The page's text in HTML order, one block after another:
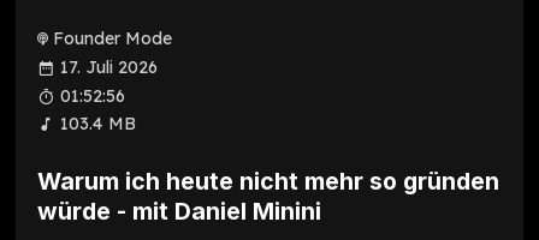
Founder Mode
17. Juli 2026
01:52:56
103.4 MB
⁠Warum ich heute nicht mehr so gründen
würde - mit Daniel Minini